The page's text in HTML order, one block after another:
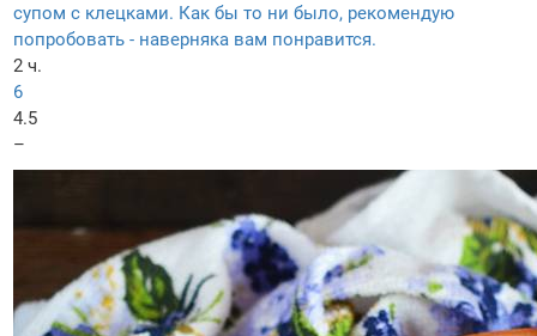
супом с клецками. Как бы то ни было, рекомендую
попробовать - наверняка вам понравится.
2 ч.
6
4.5
–